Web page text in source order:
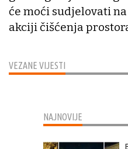
VEZANE VIJESTI
će moći sudjelovati
akciji čišćenja
NAJNOVIJE